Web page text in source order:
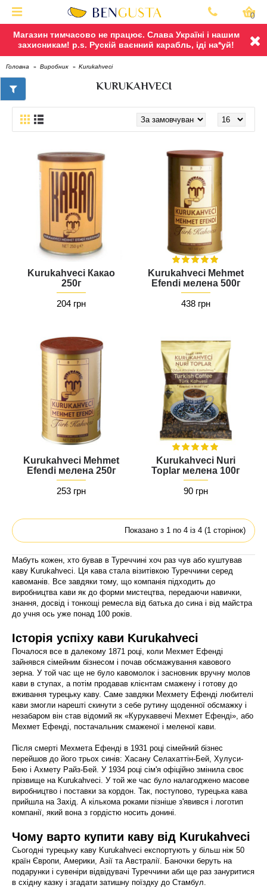
Магазин тимчасово не працює. Слава Україні і нашим
захисникам! p.s. Рускій ваєнний карабль, іді на*уй!
0
Головна Виробник Kurukahveci
KURUKAHVECI
Kurukahveci Какао
250г
204 грн
Kurukahveci Mehmet
Efendi мелена 500г
438 грн
Kurukahveci Mehmet
Efendi мелена 250г
253 грн
Kurukahveci Nuri
Toplar мелена 100г
90 грн
Показано з 1 по 4 із 4 (1 сторінок)
Мабуть кожен, хто бував в Туреччині хоч раз чув або куштував
каву Kurukahveci. Ця кава стала візитівкою Туреччини серед
кавоманів. Все завдяки тому, що компанія підходить до
виробництва кави як до форми мистецтва, передаючи навички,
знання, досвід і тонкощі ремесла від батька до сина і від майстра
до учня ось уже понад 100 років.
Історія успіху кави Kurukahveci
Почалося все в далекому 1871 році, коли Мехмет Ефенді
зайнявся сімейним бізнесом і почав обсмажування кавового
зерна. У той час ще не було кавомолок і засновник вручну молов
кави в ступах, а потім продавав клієнтам смажену і готову до
вживання турецьку каву. Саме завдяки Мехмету Ефенді любителі
кави змогли нарешті скинути з себе рутину щоденної обсмажку і
незабаром він став відомий як «Курукаввечі Мехмет Ефенді», або
Мехмет Ефенді, постачальник смаженої і меленої кави.
Після смерті Мехмета Ефенді в 1931 році сімейний бізнес
перейшов до його трьох синiв: Хасану Селахаттін-Бей, Хулуси-
Бею і Ахмету Райз-Бей. У 1934 році сім'я офіційно змінила своє
прізвище на Kurukahveci. У той же час було налагоджено масове
виробництво і поставки за кордон. Так, поступово, турецька кава
прийшла на Захід. А кількома роками пізніше з'явився і логотип
компанії, який вона з гордістю носить донині.
Чому варто купити каву від Kurukahveci
Сьогодні турецьку каву Kurukahveci експортують у більш ніж 50
країн Європи, Америки, Азії та Австралії. Баночки беруть на
подарунки і сувеніри відвідувачі Туреччини аби ще раз зануритися
в східну казку і згадати затишну поїздку до Стамбул.